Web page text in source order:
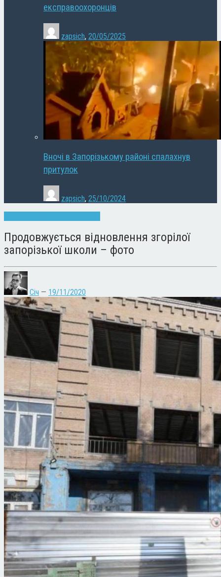
експравоохоронців
zapsich, 20/05/2025
Вночі в Запорізькому районі спалахнув
притулок
zapsich, 25/10/2024
Продовжується відновлення згорілої
запорізької школи – фото
Січ — 19/11/2020